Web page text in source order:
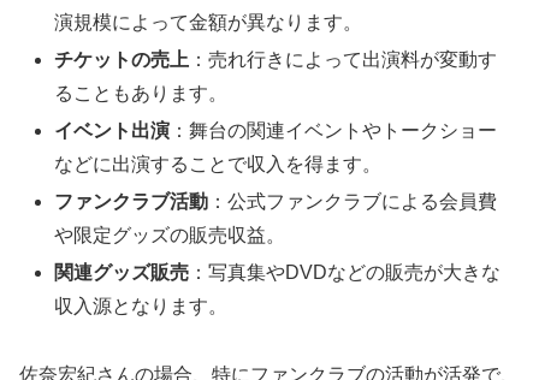
演規模によって金額が異なります。
チケットの売上 ：売れ行きによって出演料が変動す
ることもあります。
イベント出演 ：舞台の関連イベントやトークショー
などに出演することで収入を得ます。
ファンクラブ活動 ：公式ファンクラブによる会員費
や限定グッズの販売収益。
関連グッズ販売 ：写真集やDVDなどの販売が大きな
収入源となります。
佐奈宏紀さんの場合、特にファンクラブの活動が活発で、